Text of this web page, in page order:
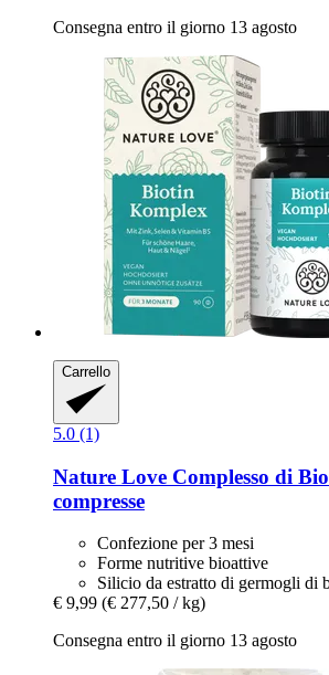
Consegna entro il giorno 13 agosto
Carrello
5.0 (1)
Nature Love Complesso di
compresse
Confezione per 3 mesi
Forme nutritive bioattive
Silicio da estratto di germogli di
€ 9,99 (€ 277,50 / kg)
Consegna entro il giorno 13 agosto